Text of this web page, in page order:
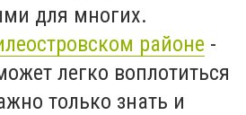
для многих.
районе -
легко воплотиться
только знать и